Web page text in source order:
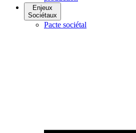
Enjeux
Sociétaux
Pacte sociétal